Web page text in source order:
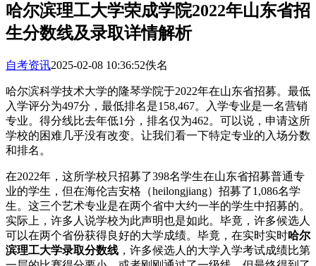
哈尔滨理工大学荣成学院2022年山东省招
生分数线及录取详情解析
自考资讯2025-02-08 10:36:52佚名
哈尔滨科学技术大学的隆琴学院于2022年在山东省招募。最低
入学评分为497分，最低排名是158,467。入学专业是一名营销
专业。得分线比去年低1分，排名仅为462。可以说，申请这所
学校的困难几乎没有改变。让我们看一下特定专业的入场分数
和排名。
在2022年，这所学校只招募了398名学生在山东省招募普通专
业的学生，​​但在海伦吉安格（heilongjiang）招募了1,086名学
生。这三个艺术专业是在两个省中大约一半的学生中招募的。
实际上，许多人说学校为此声明也是如此。毕竟，许多候选人
可以在两个省份获得良好的大学成绩。毕竟，在实时实时哈尔
滨理工大学录取分数线 ，许多候选人的大学入学考试成绩比第